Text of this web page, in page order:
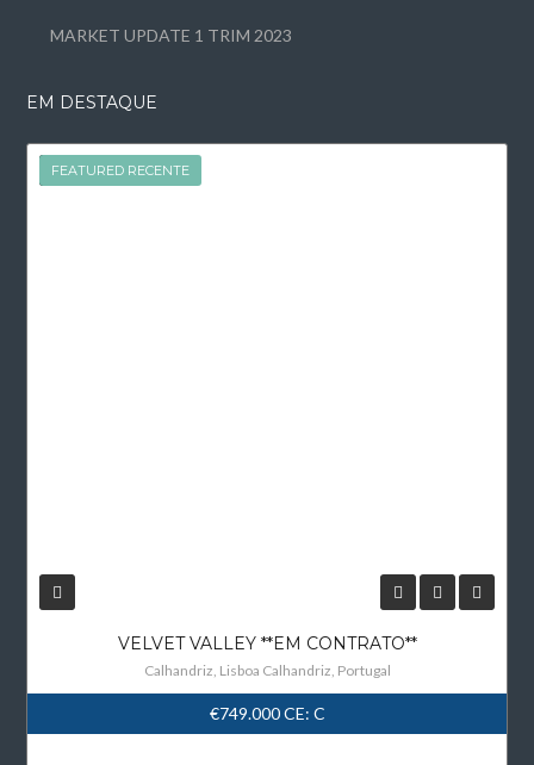
MARKET UPDATE 1 TRIM 2023
EM DESTAQUE
FEATURED
FEATURED RECENTE
VELVET VALLEY **EM CONTRATO**
Calhandriz, Lisboa Calhandriz, Portugal
€749.000CE: C